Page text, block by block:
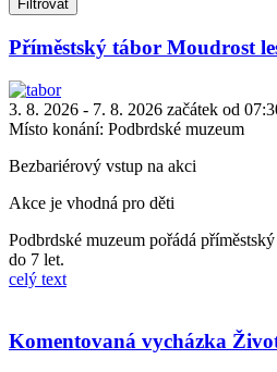
Příměstský tábor Moudrost
3. 8. 2026 - 7. 8. 2026 začátek od
Místo konání: Podbrdské muzeum
Bezbariérový vstup na akci
Akce je vhodná pro děti
Podbrdské muzeum pořádá
do 7 let.
celý text
Komentovaná vycházka